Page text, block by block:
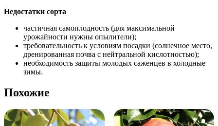
Недостатки сорта
частичная самоплодность (для максимальной
урожайности нужны опылители);
требовательность к условиям посадки (солнечное место,
дренированная почва с нейтральной кислотностью);
необходимость защиты молодых саженцев в холодные
зимы.
Похожие